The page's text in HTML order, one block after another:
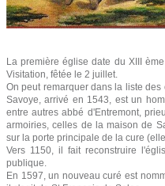
La première église date du XIII
Visitation, fêtée le 2 juillet.
On peut remarquer dans la liste
Savoye, arrivé en 1543, est un
entre autres abbé d'Entremont,
armoiries, celles de la maison de
sur la porte principale de la cure
Vers 1150, il fait reconstruire
publique.
En 1597, un nouveau curé est